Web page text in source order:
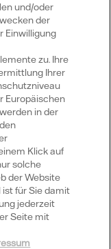
und/oder
der
Einwilligung
zu. Ihre
Ihrer
Europäischen
in der
Klick auf
solche
der Website
ist für Sie damit
jederzeit
Seite mit